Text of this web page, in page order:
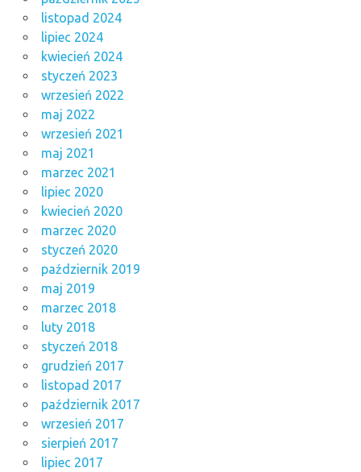
listopad 2024
lipiec 2024
kwiecień 2024
styczeń 2023
wrzesień 2022
maj 2022
wrzesień 2021
maj 2021
marzec 2021
lipiec 2020
kwiecień 2020
marzec 2020
styczeń 2020
październik 2019
maj 2019
marzec 2018
luty 2018
styczeń 2018
grudzień 2017
listopad 2017
październik 2017
wrzesień 2017
sierpień 2017
lipiec 2017